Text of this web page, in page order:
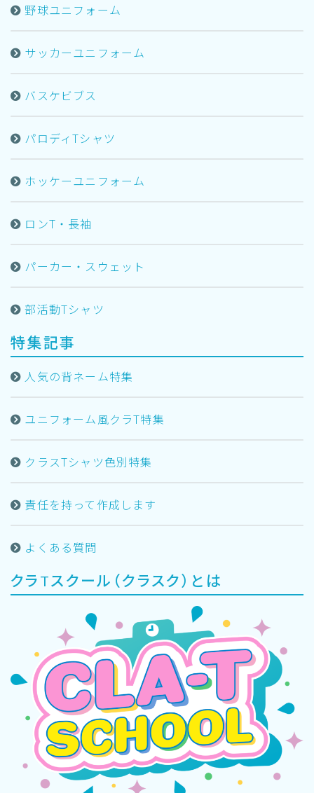
野球ユニフォーム
サッカーユニフォーム
バスケビブス
パロディTシャツ
ホッケーユニフォーム
ロンT・長袖
パーカー・スウェット
部活動Tシャツ
特集記事
人気の背ネーム特集
ユニフォーム風クラT特集
クラスTシャツ色別特集
責任を持って作成します
よくある質問
クラTスクール（クラスク）とは